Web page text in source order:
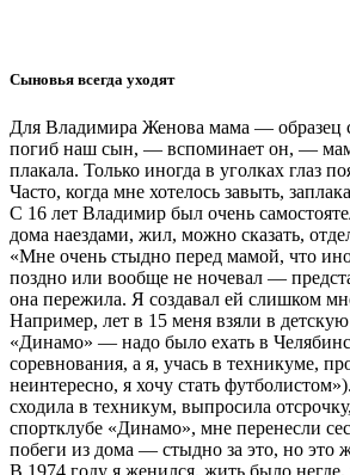
Сыновья всегда уходят
Для Владимира Женова мама — образец
погиб наш сын, — вспоминает он, —
плакала. Только иногда в уголках глаз
Часто, когда мне хотелось завыть,
С 16 лет Владимир был очень
дома наездами, жил, можно сказать,
«Мне очень стыдно перед мамой, что
поздно или вообще не ночевал —
она пережила. Я создавал ей слишком
Например, лет в 15 меня взяли в
«Динамо» — надо было ехать в
соревнования, а я, учась в техникуме,
неинтересно, я хочу стать
сходила в техникум, выпросила
спортклубе «Динамо», мне перенесли
побеги из дома — стыдно за это, но это
В 1974 году я женился, жить было